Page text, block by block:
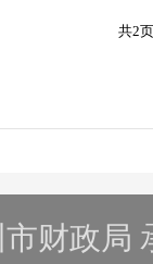
共2
财政局